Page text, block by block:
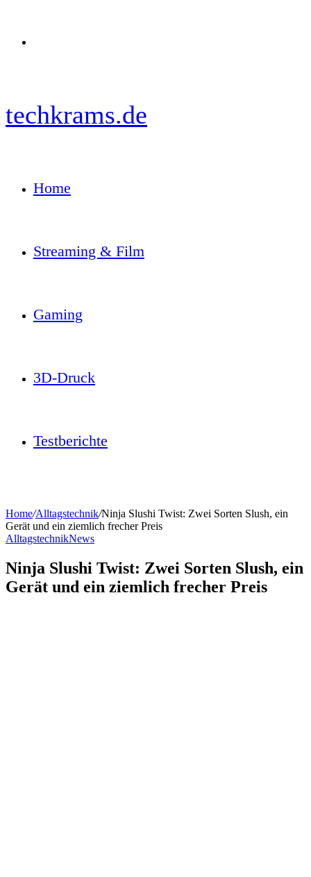
techkrams.de
Home
Streaming & Film
Gaming
3D-Druck
Testberichte
Home/Alltagstechnik/Ninja Slushi Twist: Zwei Sorten Slush, ein
Gerät und ein ziemlich frecher Preis
AlltagstechnikNews
Ninja Slushi Twist: Zwei Sorten Slush, ein
Gerät und ein ziemlich frecher Preis